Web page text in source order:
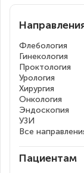
Флебология
Гинекология
Проктология
Урология
Хирургия
Онкология
Эндоскопия
УЗИ
Все
Пациентам